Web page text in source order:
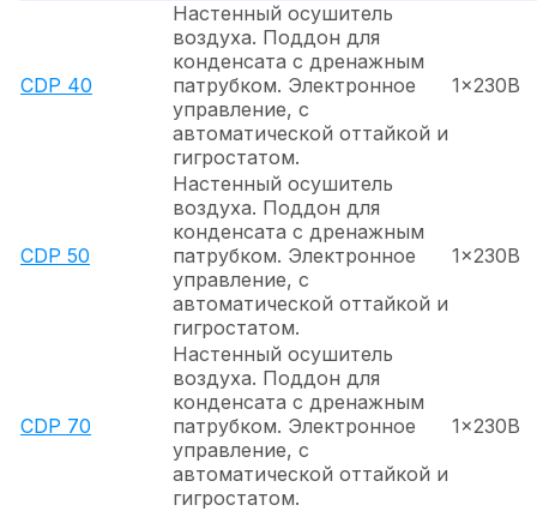
CDP 40
Настенный осушитель
воздуха. Поддон для
конденсата с дренажным
патрубком. Электронное
управление, с
автоматической оттайкой и
гигростатом.
1x230В
CDP 50
Настенный осушитель
воздуха. Поддон для
конденсата с дренажным
патрубком. Электронное
управление, с
автоматической оттайкой и
гигростатом.
1x230В
CDP 70
Настенный осушитель
воздуха. Поддон для
конденсата с дренажным
патрубком. Электронное
управление, с
автоматической оттайкой и
гигростатом.
1x230В